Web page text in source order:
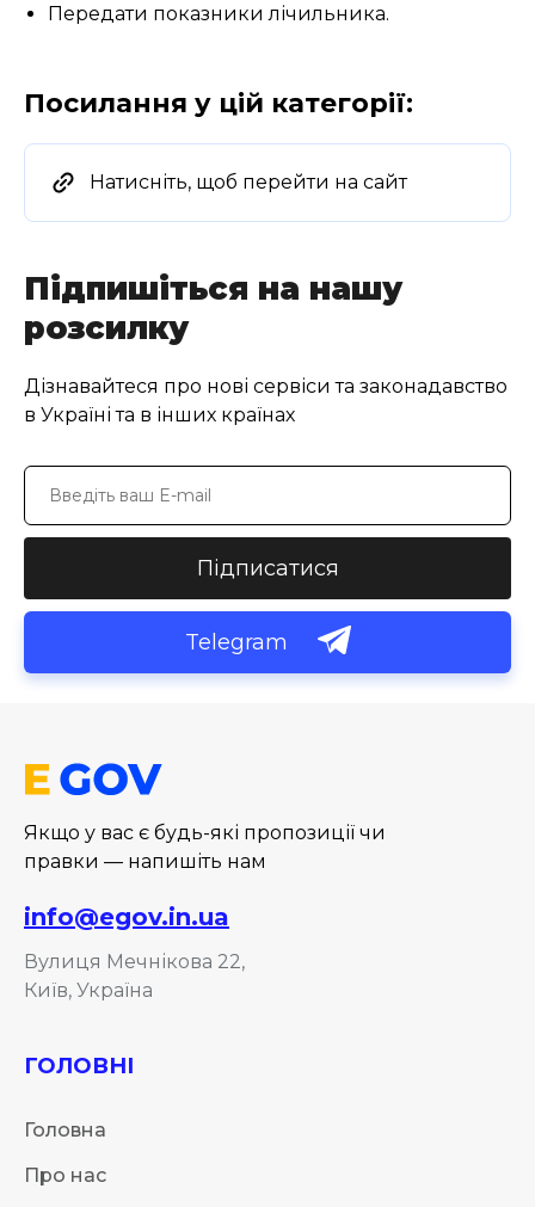
Передати показники лічильника.
Посилання у цій категорії:
Натисніть, щоб перейти на сайт
Підпишіться на нашу
розсилку
Дізнавайтеся про нові сервіси та законадавство
в Україні та в інших країнах
Підписатися
Telegram
Якщо у вас є будь-які пропозиції чи
правки — напишіть нам
info@egov.in.ua
Вулиця Мечнікова 22,
Київ, Україна
ГОЛОВНІ
Головна
Про нас